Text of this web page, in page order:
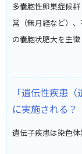
多嚢胞性卵巣症候
常（無月経など）
の嚢胞状肥大を主徴
「遺伝性疾患
に実施される？
遺伝子疾患は染色体